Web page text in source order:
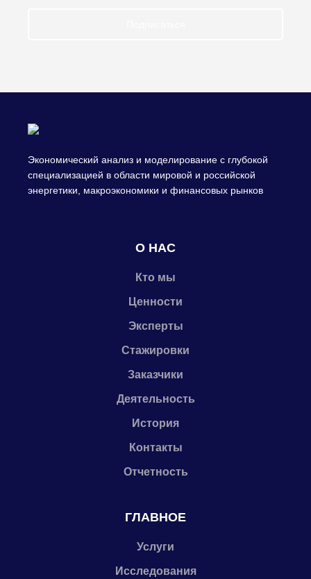
Экономический анализ и моделирование с глубокой
специализацией в области мировой и российской
энергетики, макроэкономики и финансовых рынков
О НАС
Кто мы
Ценности
Эксперты
Стажировки
Заказчики
Деятельность
История
Контакты
Отчетность
ГЛАВНОЕ
Услуги
Исследования